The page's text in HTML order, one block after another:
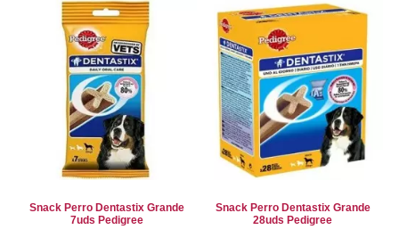
Snack Perro Dentastix Grande
7uds Pedigree
Snack Perro Dentastix Grande
28uds Pedigree